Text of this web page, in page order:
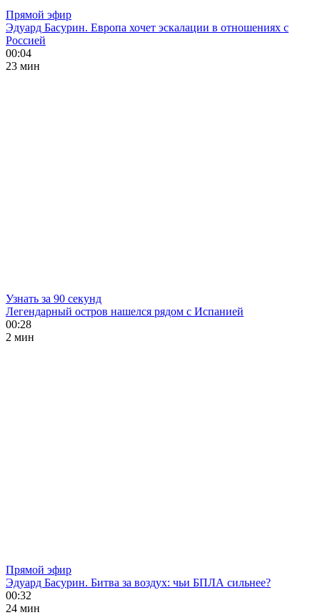
Прямой эфир
Эдуард Басурин. Европа хочет эскалации в отношениях с
Россией
00:04
23 мин
Узнать за 90 секунд
Легендарный остров нашелся рядом с Испанией
00:28
2 мин
Прямой эфир
Эдуард Басурин. Битва за воздух: чьи БПЛА сильнее?
00:32
24 мин